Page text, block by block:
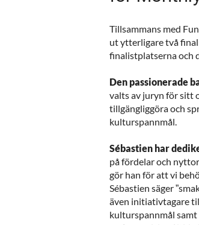
Tillsammans med
ut ytterligare två
finalistplatserna och
Den passionerade
valts av juryn för sitt
tillgängliggöra och
kulturspannmål.
Sébastien har
på fördelar och
gör han för att vi
Sébastien säger
även initiativtagare
kulturspannmål